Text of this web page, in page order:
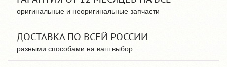
оригинальные и неоригинальные запчасти
ДОСТАВКА ПО ВСЕЙ РОССИИ
разными способами на ваш выбор